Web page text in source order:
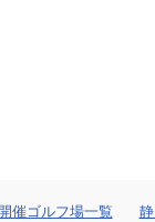
催ゴルフ場一覧